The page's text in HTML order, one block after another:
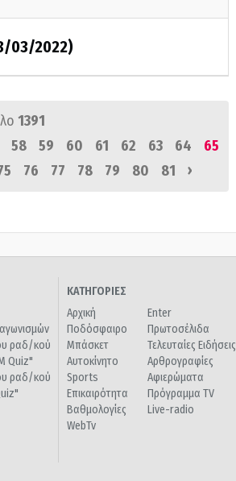
03/2022)
1391
58 59 60 61 62 63 64
65
76 77 78 79 80 81 ›
ραδ/κού
Quiz"
ραδ/κού
ΚΑΤΗΓΟΡΙΕΣ
Αρχική
Ποδόσφαιρο
Μπάσκετ
Αυτοκίνητο
Sports
Επικαιρότητα
Βαθμολογίες
WebTv
Enter
Πρωτοσέλιδα
Τελευταίες Ειδήσεις
Αρθρογραφίες
Αφιερώματα
Πρόγραμμα TV
Live-radio